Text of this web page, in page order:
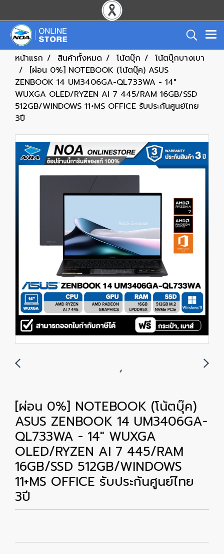
หน้าแรก สินค้าทั้งหมด โน้ตบุ๊ก
โน้ตบุ๊กบางเบา
[ผ่อน 0%] NOTEBOOK (โน้ตบุ๊ค) ASUS
ZENBOOK 14 UM3406GA-QL733WA - 14"
WUXGA OLED/RYZEN AI 7 445/RAM 16GB/SSD
512GB/WINDOWS 11+MS OFFICE รับประกันศูนย์ไทย
3ปี
[ผ่อน 0%] NOTEBOOK (โน้ตบุ๊ค)
ASUS ZENBOOK 14 UM3406GA-
QL733WA - 14" WUXGA
OLED/RYZEN AI 7 445/RAM
16GB/SSD 512GB/WINDOWS
11+MS OFFICE รับประกันศูนย์ไทย
3ปี